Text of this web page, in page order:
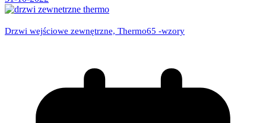
Drzwi wejściowe zewnętrzne, Thermo65 -wzory